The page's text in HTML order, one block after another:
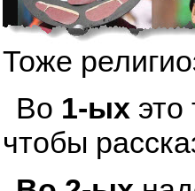
Тоже
Во 1-ых
чтобы